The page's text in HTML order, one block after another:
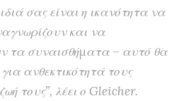
σας είναι η ικανότητα να
και να
τα συναισθήματα – αυτό θα
για ανθεκτικότητά τους
τους”, λέει ο Gleicher.